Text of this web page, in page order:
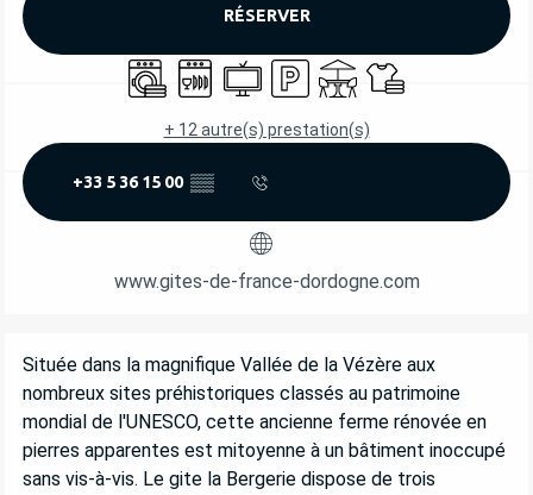
RÉSERVER
Lave lingeLave vaisselle
TélévisionParkingTerrasseDraps et linge
+ 12 autre(s) prestation(s)
+33 5 36 15 00 ▒▒
www.gites-de-france-dordogne.com
DESCRIPTION
Située dans la magnifique Vallée de la Vézère aux
nombreux sites préhistoriques classés au patrimoine
mondial de l'UNESCO, cette ancienne ferme rénovée en
pierres apparentes est mitoyenne à un bâtiment inoccupé
sans vis-à-vis. Le gite la Bergerie dispose de trois